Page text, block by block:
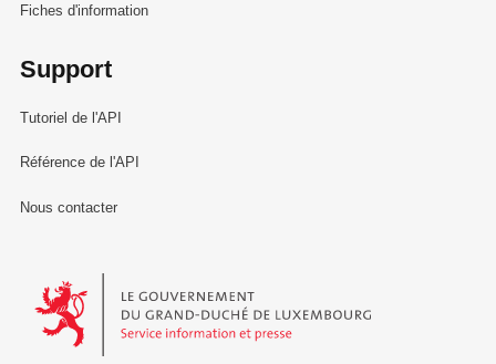
Fiches d'information
Support
Tutoriel de l'API
Référence de l'API
Nous contacter
Le Gouvernement du Grand-Duché de Luxembourg - Service